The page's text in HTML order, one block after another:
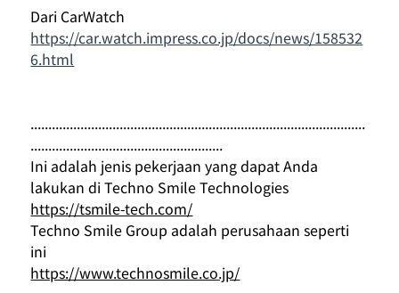
Dari CarWatch
https://car.watch.impress.co.jp/docs/news/158532
6.html
..............................................................................................
......................................................
Ini adalah jenis pekerjaan yang dapat Anda
lakukan di Techno Smile Technologies
https://tsmile-tech.com/
Techno Smile Group adalah perusahaan seperti
ini
https://www.technosmile.co.jp/